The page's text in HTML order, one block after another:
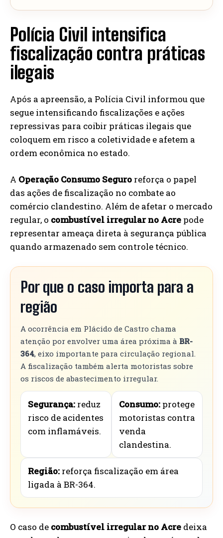
Polícia Civil intensifica
fiscalização contra práticas
ilegais
Após a apreensão, a Polícia Civil informou que
segue intensificando fiscalizações e ações
repressivas para coibir práticas ilegais que
coloquem em risco a coletividade e afetem a
ordem econômica no estado.
A Operação Consumo Seguro reforça o papel
das ações de fiscalização no combate ao
comércio clandestino. Além de afetar o mercado
regular, o combustível irregular no Acre pode
representar ameaça direta à segurança pública
quando armazenado sem controle técnico.
Por que o caso importa para a
região
A ocorrência em Plácido de Castro chama
atenção por envolver uma área próxima à BR-
364, eixo importante para circulação regional.
A fiscalização também alerta motoristas sobre
os riscos de abastecimento irregular.
Segurança: reduz
risco de acidentes
com inflamáveis.
Consumo: protege
motoristas contra
venda
clandestina.
Região: reforça fiscalização em área
ligada à BR-364.
O caso de combustível irregular no Acre deixa